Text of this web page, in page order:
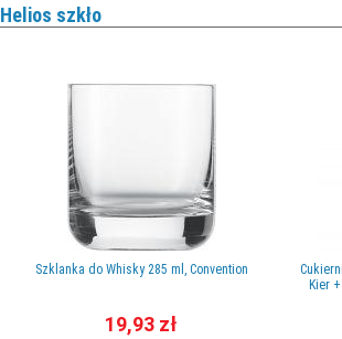
Helios szkło
Szklanka do Whisky 285 ml, Convention
19,93 zł
Kier